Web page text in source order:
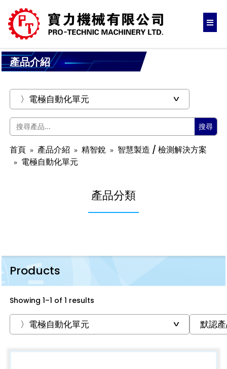
產品介紹
搜尋
首頁 產品介紹 精智銳
智慧製造 / 檢測解決方案
電極自動化單元
產品分類
Products
Showing 1–1 of 1 results